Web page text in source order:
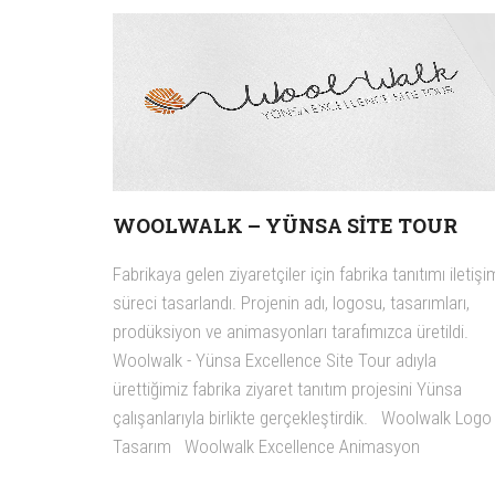
WOOLWALK – YÜNSA SITE TOUR
Fabrikaya gelen ziyaretçiler için fabrika tanıtımı
süreci tasarlandı. Projenin adı, logosu, tasarımları,
prodüksiyon ve animasyonları tarafımızca üretildi.
Woolwalk - Yünsa Excellence Site Tour adıyla
ürettiğimiz fabrika ziyaret tanıtım projesini Yünsa
çalışanlarıyla birlikte gerçekleştirdik. Woolwalk Logo
Tasarım Woolwalk Excellence Animasyon